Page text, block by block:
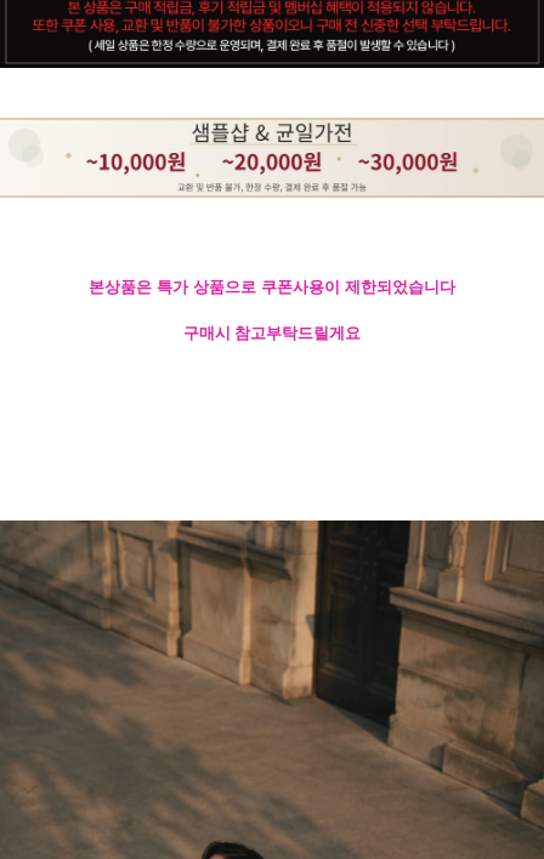
본상품은 특가 상품으로 쿠폰사용이 제한되었습니다
구매시 참고부탁드릴게요